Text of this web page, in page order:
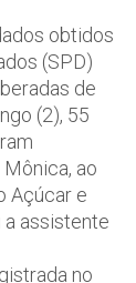
obtidos
(SPD)
de
(2), 55
ao
Açúcar e
a assistente
no